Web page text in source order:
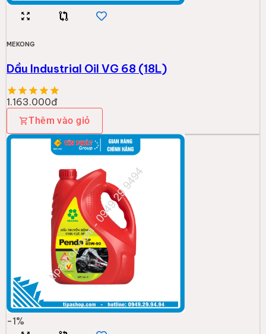
MEKONG
Dầu Industrial Oil VG 68 (18L)
1.163.000đ
Thêm vào giỏ
-1%